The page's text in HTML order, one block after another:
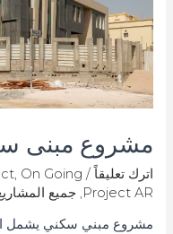
مشروع مبنى
اترك تعليقاً /
, On Going
Project AR
, جميع
مشروع مبني سكني يشمل